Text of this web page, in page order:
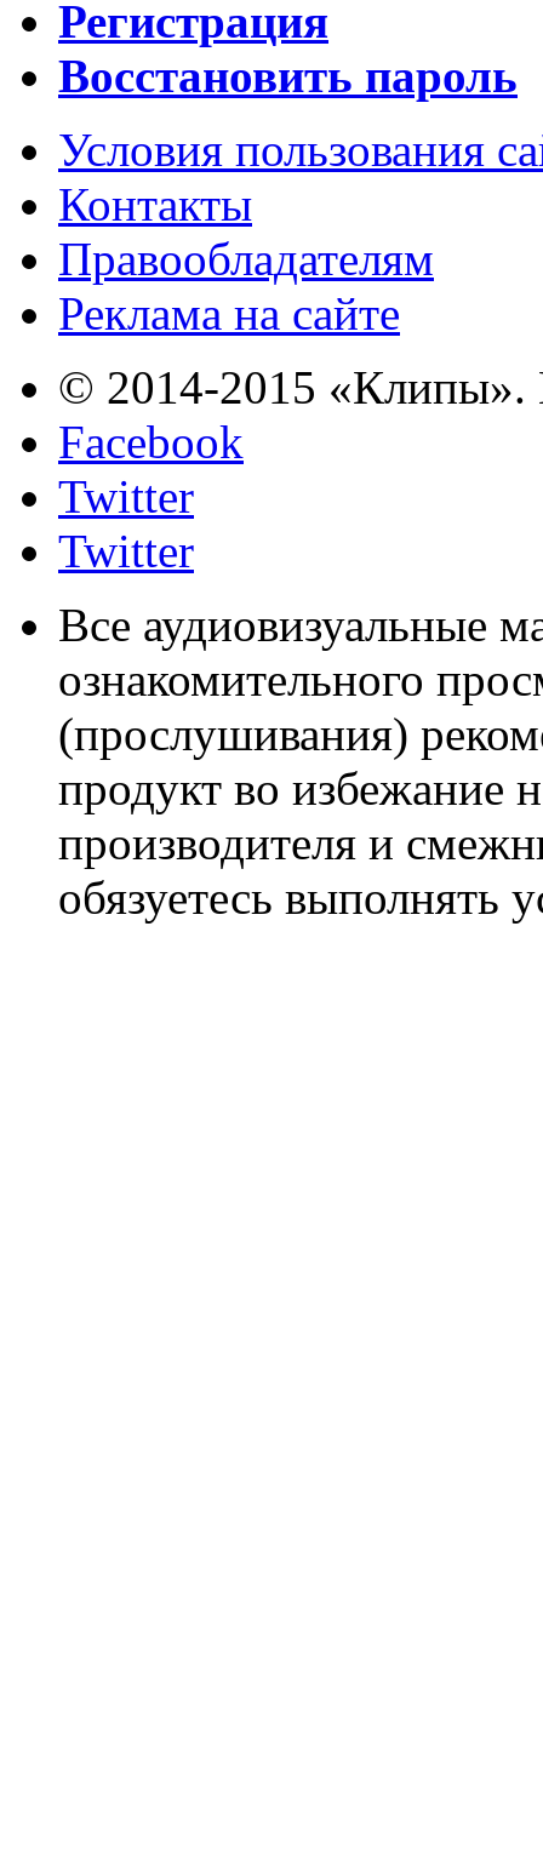
Регистрация
Восстановить пароль
Условия пользования
Контакты
Правообладателям
Реклама на сайте
© 2014-2015 «Клипы».
Facebook
Twitter
Twitter
Все аудиовизуальные
ознакомительного
(прослушивания)
продукт во избежание
производителя и
обязуетесь выполнять